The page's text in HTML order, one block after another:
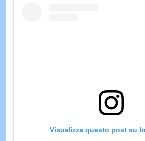
Visualizza questo post su